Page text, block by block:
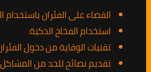
القضاء على الفئران باستخدام
استخدام الفخاخ الذكية.
تقنيات الوقاية من دخول
تقديم نصائح للحد من